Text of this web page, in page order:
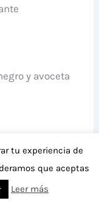
y avoceta
tu experiencia de
que aceptas
Leer más